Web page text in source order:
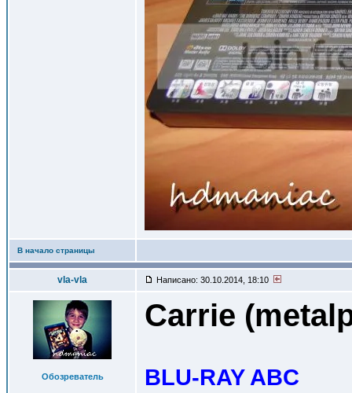
В начало страницы
vla-vla Написано: 30.10.2014, 18:10
Обозреватель
Carrie
BLU-RAY ABC